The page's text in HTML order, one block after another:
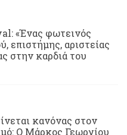
«Ένας φωτεινός
επιστήμης, αριστείας
στην καρδιά του
κανόνας στον
Ο Μάρκος Γεωργίου